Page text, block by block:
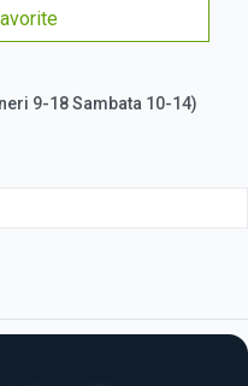
9-18 Sambata 10-14)